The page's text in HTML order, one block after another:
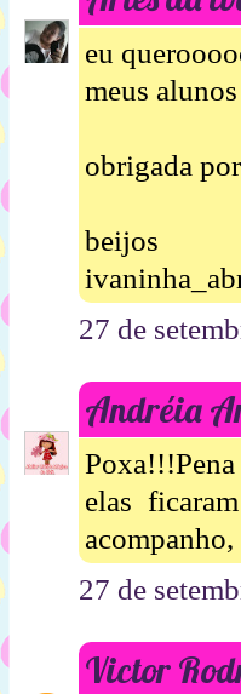
eu
meus
obrigada
beijos
27 de
Andréia
elas
27 de
Victor